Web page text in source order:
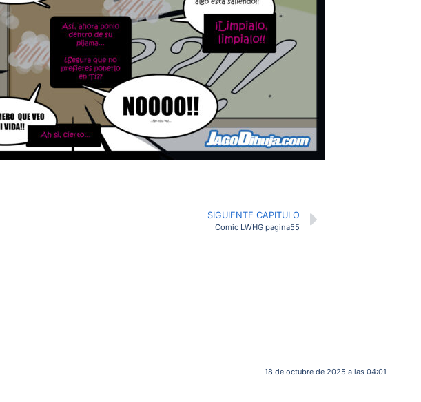
SIGUIENTE CAPITULO
Comic LWHG pagina55
18 de octubre de 2025 a las 04:01